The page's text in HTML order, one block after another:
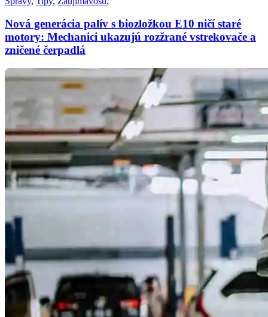
Nová generácia palív s biozložkou E10 ničí staré
motory: Mechanici ukazujú rozžrané vstrekovače a
zničené čerpadlá